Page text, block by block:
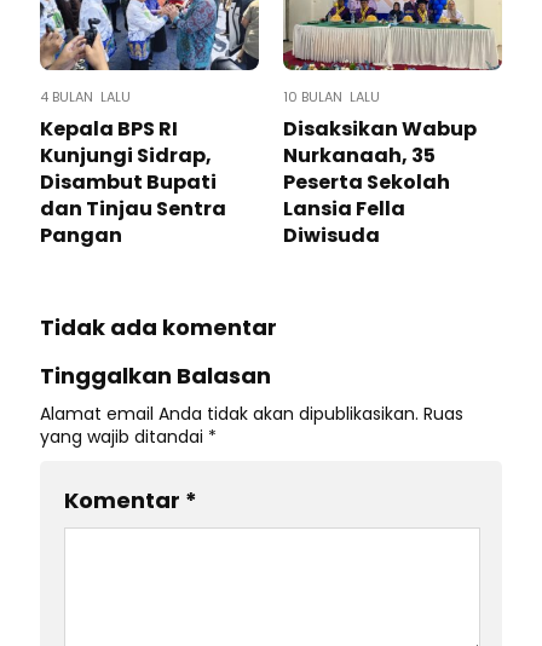
4 BULAN LALU
Kepala BPS RI
Kunjungi Sidrap,
Disambut Bupati
dan Tinjau Sentra
Pangan
10 BULAN LALU
Disaksikan Wabup
Nurkanaah, 35
Peserta Sekolah
Lansia Fella
Diwisuda
Tidak ada komentar
Tinggalkan Balasan
Alamat email Anda tidak akan dipublikasikan. Ruas
yang wajib ditandai *
Komentar *